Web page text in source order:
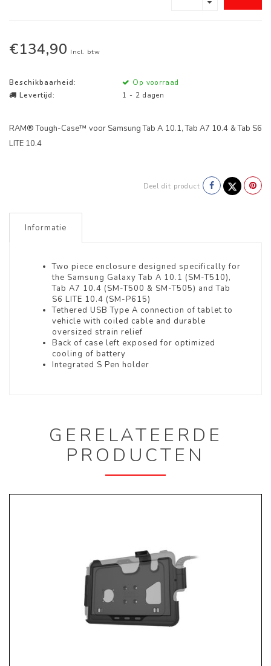
€134,90 Incl. btw
Beschikbaarheid:
Op voorraad
Levertijd:
1 - 2 dagen
RAM® Tough-Case™ voor Samsung Tab A 10.1, Tab A7 10.4 & Tab S6
LITE 10.4
Deel dit product
Informatie
Two piece enclosure designed specifically for
the Samsung Galaxy Tab A 10.1 (SM-T510),
Tab A7 10.4 (SM-T500 & SM-T505) and Tab
S6 LITE 10.4 (SM-P615)
Tethered USB Type A connection of tablet to
vehicle with coiled cable and durable
oversized strain relief
Back of case left exposed for optimized
cooling of battery
Integrated S Pen holder
GERELATEERDE
PRODUCTEN